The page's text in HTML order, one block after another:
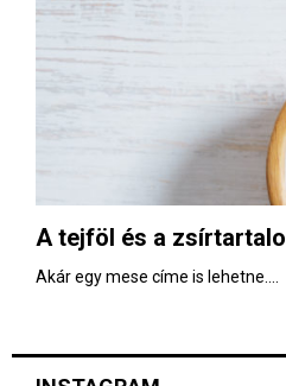
A tejföl és a
Akár egy mese címe is lehetne....